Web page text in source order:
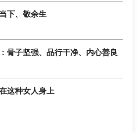
下、敬余生
骨子坚强、品行干净、内心善良
这种女人身上